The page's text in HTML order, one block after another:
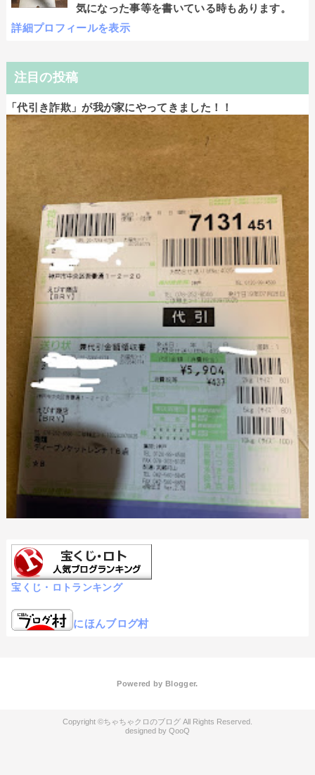
気になった事等を書いている時もあります。
詳細プロフィールを表示
注目の投稿
「代引き詐欺」が我が家にやってきました！！
宝くじ・ロトランキング
にほんブログ村
Powered by Blogger.
ちゃちゃクロのブログ
QooQ